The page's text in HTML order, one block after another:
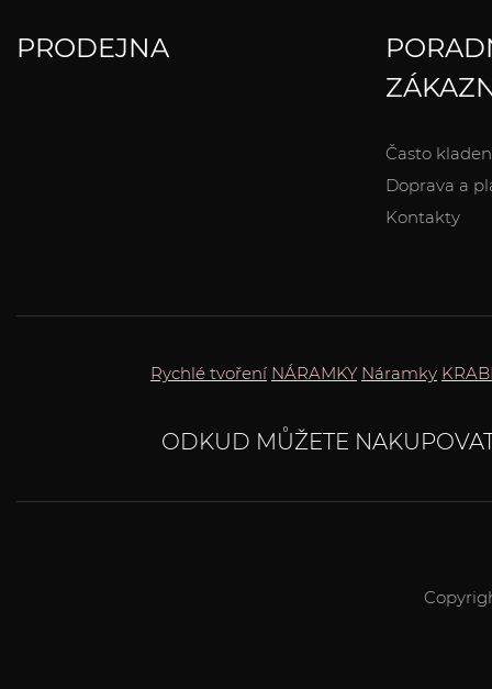
PRODEJNA
Často
Doprava a
Kontakty
Rychlé tvoření NÁRAMKY Náramky
ODKUD MŮŽETE